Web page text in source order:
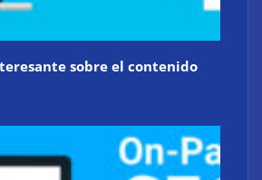
sobre el contenido